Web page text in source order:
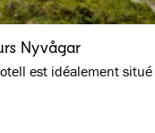
Nyvågar
est idéalement